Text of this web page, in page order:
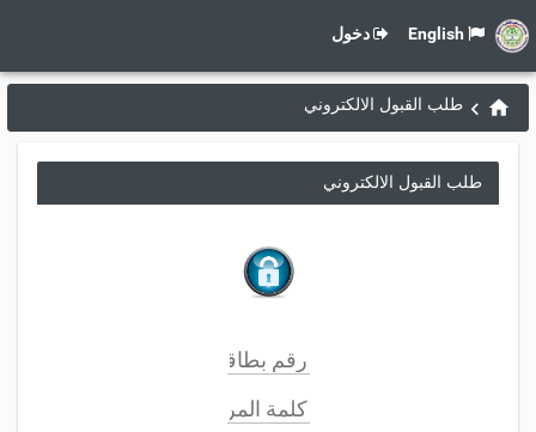
دخول
طلب القبول الالكتروني
طلب القبول الالكتروني